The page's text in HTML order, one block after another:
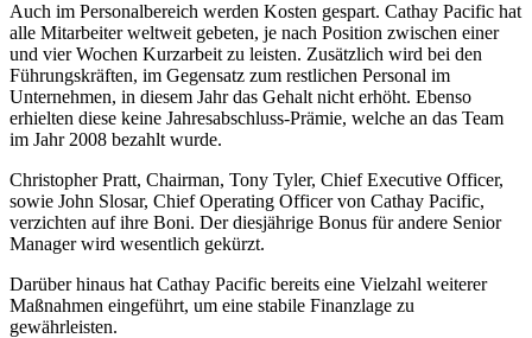
Auch im Personalbereich werden Kosten gespart. Cathay Pacific hat
alle Mitarbeiter weltweit gebeten, je nach Position zwischen einer
und vier Wochen Kurzarbeit zu leisten. Zusätzlich wird bei den
Führungskräften, im Gegensatz zum restlichen Personal im
Unternehmen, in diesem Jahr das Gehalt nicht erhöht. Ebenso
erhielten diese keine Jahresabschluss-Prämie, welche an das Team
im Jahr 2008 bezahlt wurde.
Christopher Pratt, Chairman, Tony Tyler, Chief Executive Officer,
sowie John Slosar, Chief Operating Officer von Cathay Pacific,
verzichten auf ihre Boni. Der diesjährige Bonus für andere Senior
Manager wird wesentlich gekürzt.
Darüber hinaus hat Cathay Pacific bereits eine Vielzahl weiterer
Maßnahmen eingeführt, um eine stabile Finanzlage zu
gewährleisten.